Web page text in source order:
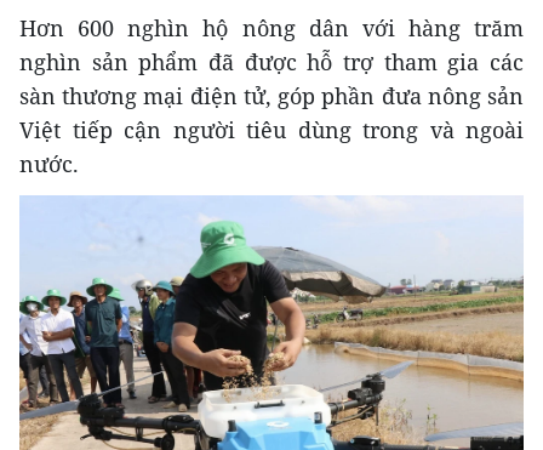
Hơn 600 nghìn hộ nông dân với hàng trăm
nghìn sản phẩm đã được hỗ trợ tham gia các
sàn thương mại điện tử, góp phần đưa nông sản
Việt tiếp cận người tiêu dùng trong và ngoài
nước.